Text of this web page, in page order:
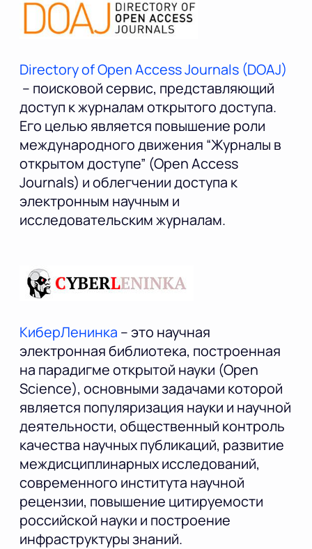
Directory of Open Access Journals (DOAJ)
– поисковой сервис, представляющий
доступ к журналам открытого доступа.
Его целью является повышение роли
международного движения “Журналы в
открытом доступе” (Open Access
Journals) и облегчении доступа к
электронным научным и
исследовательским журналам.
КиберЛенинка – это научная
электронная библиотека, построенная
на парадигме открытой науки (Open
Science), основными задачами которой
является популяризация науки и научной
деятельности, общественный контроль
качества научных публикаций, развитие
междисциплинарных исследований,
современного института научной
рецензии, повышение цитируемости
российской науки и построение
инфраструктуры знаний.